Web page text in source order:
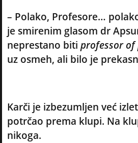
– Polako, Profesore…
je smirenim glasom dr
neprestano biti professor of
uz osmeh, ali bilo je
Karči je izbezumljen već
potrčao prema klupi. Na
nikoga.